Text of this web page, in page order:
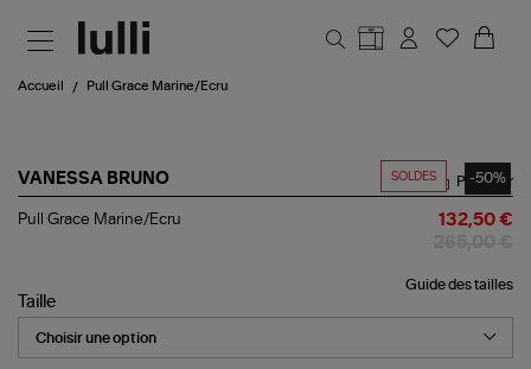
Accueil Pull Grace Marine/Ecru
SOLDES -50%
VANESSA BRUNO
Pull
Partager
Pull Grace Marine/Ecru 132,50 €
Guide des tailles
Taille